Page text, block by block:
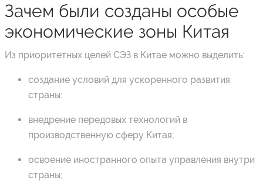
Зачем были созданы особые
экономические зоны Китая
Из приоритетных целей СЭЗ в Китае можно выделить:
создание условий для ускоренного развития
страны:
внедрение передовых технологий в
производственную сферу Китая;
освоение иностранного опыта управления внутри
страны;